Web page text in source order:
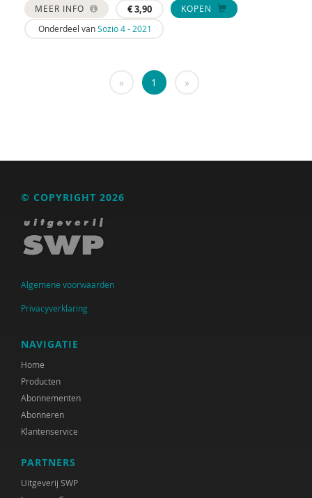
Mentale gezondheidsnetwerken
Nederlandse Sportalliantie m.m.v. Stichting
Raad voor Volksgezondheid & Samenleving
Ramirelsyla Eloise
Regioplan
Sonja
United Nations Office for Disaster Risk Reduction
VGN
World Health Organization
WRR
René .C. Hoksbergen
Jeugdautoriteit (JA)
MEER INFO €3,90
KOPEN
Onderdeel vanSozio 4 - 2021
« 1 »
© COPYRIGHT 2026
Algemene voorwaarden
Privacyverklaring
NAVIGATIE
Home
Producten
Abonnementen
Abonneren
Klantenservice
PARTNERS
Uitgeverij SWP